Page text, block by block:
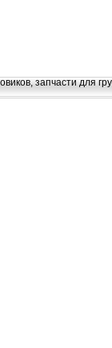
запчасти для